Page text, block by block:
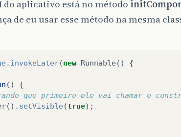
do aplicativo está no método
de eu usar esse método na mesma
. invokeLater(new Runnable()
{
()
{
que primeiro ele vai chamar o
(). setVisible(true);